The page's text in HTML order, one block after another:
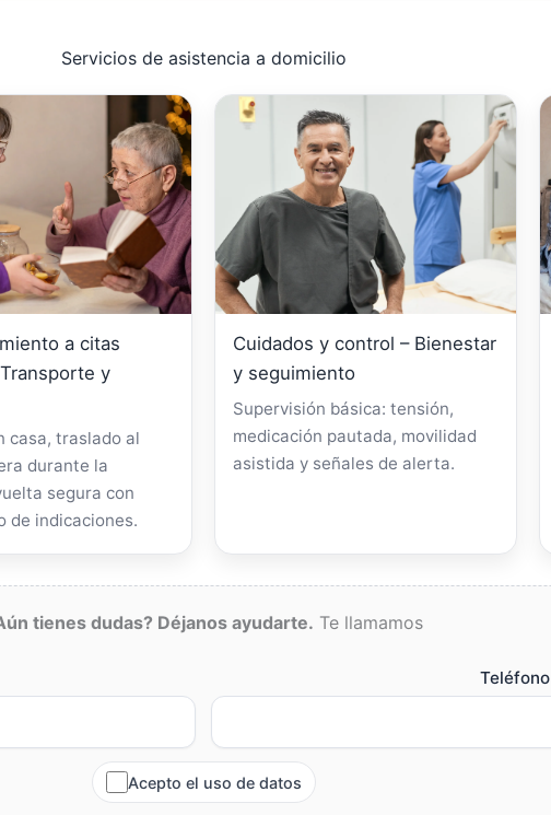
Servicios de asistencia a domicilio
a citas
y
casa, traslado al
durante la
segura con
de indicaciones.
Cuidados y control – Bienestar
y seguimiento
Supervisión básica: tensión,
medicación pautada, movilidad
asistida y señales de alerta.
tienes dudas? Déjanos ayudarte. Te llamamos
Teléfono
Acepto el uso de datos